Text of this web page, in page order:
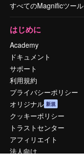
すべてのMagnificツール
はじめに
Academy
ドキュメント
サポート
利用規約
プライバシーポリシー
オリジナル 新規
クッキーポリシー
トラストセンター
アフィリエイト
法人向け